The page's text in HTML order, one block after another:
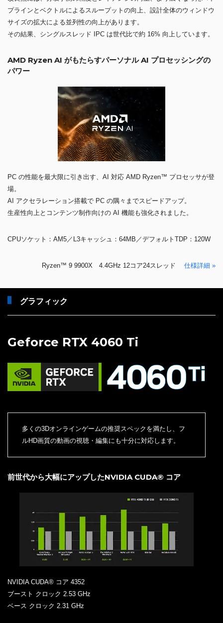
プラインとベクトルによるスループットの向上、設計全体のウィンドウ
サイズの拡大による並列性の向上があります。
その結果、シングルスレッド IPC は世代比で約 16% 向上しています。
AMD Ryzen AI がもたらすパーソナル AI プロセッシングの
パワー
PC の性能を最大限に引き出す、AI 対応 AMD Ryzen™ プロセッサが登
場。
AI アクセラレーション搭載で PC の隅々までスピードアップ。
生産性向上とコンテンツ制作向けの AI 機能も強化されました。
CPUソケット：AM5／L3キャッシュ：64MB／デフォルトTDP：120W
Ryzen™ 9 9900X 4.4GHz 12コア24スレッド 仕様詳細 »
グラフィック
Geforce RTX 4060 Ti
多くの3Dオンラインゲームの推奨スペックを満たし、フ
ルHD画質の動画の視聴・編集にも十分に対応します。
前世代から大幅にアップしたNVIDIA CUDA® コア
NVIDIA CUDA® コア 4352
ブースト クロック 2.53 GHz
ベース クロック 2.31 GHz